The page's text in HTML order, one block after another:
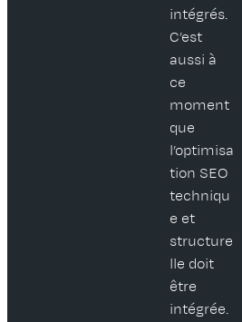
intégrés.
C’est
aussi à
ce
moment
que
l’optimisa
tion SEO
techniqu
e et
structure
lle doit
être
intégrée.